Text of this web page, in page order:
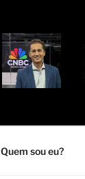
Quem sou eu?